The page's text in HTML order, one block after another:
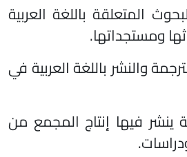
المتعلقة باللغة العربية
ومستجداتها.
والنشر باللغة العربية في
ينشر فيها إنتاج المجمع من